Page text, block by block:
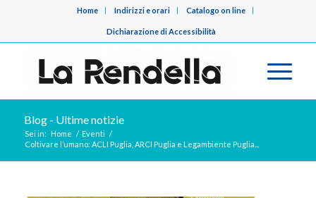
Home Indirizzi e orari Catalogo on line
Dichiarazione di Accessibilità
Blog - Ultime notizie
Sei in: Home / Eventi /
Coltivare l’umano: ACLI Puglia, ARCI Puglia e Legambiente Puglia...